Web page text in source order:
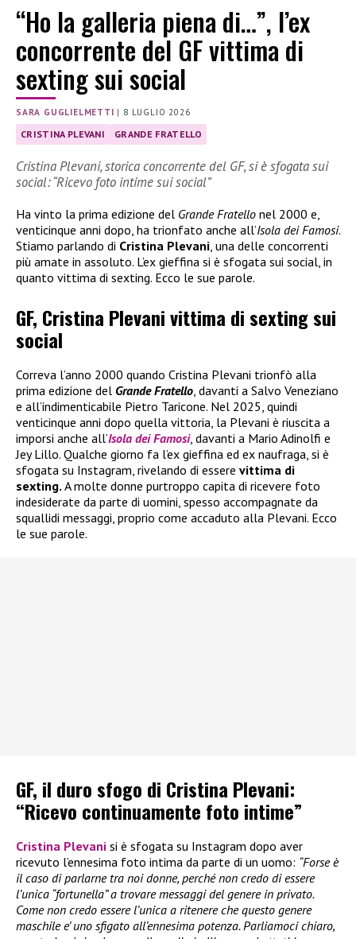
“Ho la galleria piena di…”, l’ex
concorrente del GF vittima di
sexting sui social
SARA GUGLIELMETTI | 8 LUGLIO 2026
CRISTINA PLEVANI GRANDE FRATELLO
Cristina Plevani, storica concorrente del GF, si è sfogata sui
social: “Ricevo foto intime sui social”
Ha vinto la prima edizione del Grande Fratello nel 2000 e,
venticinque anni dopo, ha trionfato anche all’Isola dei Famosi.
Stiamo parlando di Cristina Plevani , una delle concorrenti
più amate in assoluto. L’ex gieffina si è sfogata sui social, in
quanto vittima di sexting. Ecco le sue parole.
GF, Cristina Plevani vittima di sexting sui
social
Correva l’anno 2000 quando Cristina Plevani trionfò alla
prima edizione del Grande Fratello, davanti a Salvo Veneziano
e all’indimenticabile Pietro Taricone. Nel 2025, quindi
venticinque anni dopo quella vittoria, la Plevani è riuscita a
imporsi anche all’Isola dei Famosi, davanti a Mario Adinolfi e
Jey Lillo. Qualche giorno fa l’ex gieffina ed ex naufraga, si è
sfogata su Instagram, rivelando di essere vittima di
sexting. A molte donne purtroppo capita di ricevere foto
indesiderate da parte di uomini, spesso accompagnate da
squallidi messaggi, proprio come accaduto alla Plevani. Ecco
le sue parole.
GF, il duro sfogo di Cristina Plevani:
“Ricevo continuamente foto intime”
Cristina Plevani si è sfogata su Instagram dopo aver
ricevuto l’ennesima foto intima da parte di un uomo: “Forse è
il caso di parlarne tra noi donne, perché non credo di essere
l’unica “fortunella” a trovare messaggi del genere in privato.
Come non credo essere l’unica a ritenere che questo genere
maschile e’ uno sfigato all’ennesima potenza. Parliamoci chiaro,